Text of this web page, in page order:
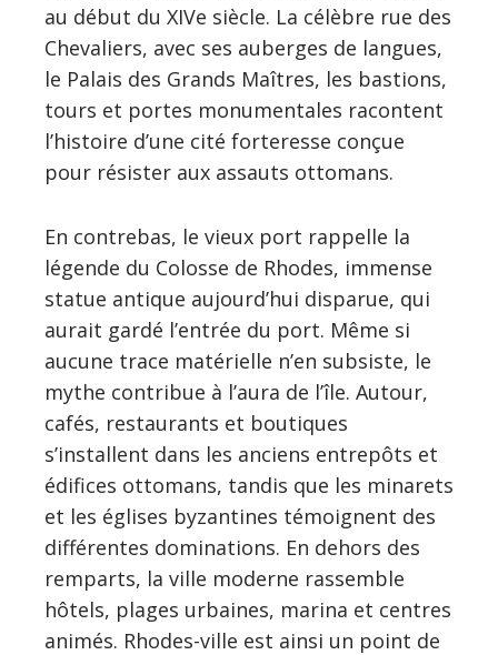
au début du XIVe siècle. La célèbre rue des
Chevaliers, avec ses auberges de langues,
le Palais des Grands Maîtres, les bastions,
tours et portes monumentales racontent
l’histoire d’une cité forteresse conçue
pour résister aux assauts ottomans.
En contrebas, le vieux port rappelle la
légende du Colosse de Rhodes, immense
statue antique aujourd’hui disparue, qui
aurait gardé l’entrée du port. Même si
aucune trace matérielle n’en subsiste, le
mythe contribue à l’aura de l’île. Autour,
cafés, restaurants et boutiques
s’installent dans les anciens entrepôts et
édifices ottomans, tandis que les minarets
et les églises byzantines témoignent des
différentes dominations. En dehors des
remparts, la ville moderne rassemble
hôtels, plages urbaines, marina et centres
animés. Rhodes-ville est ainsi un point de